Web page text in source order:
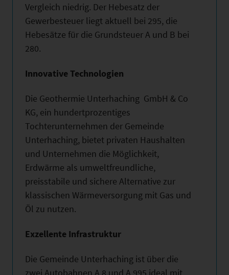
Vergleich niedrig. Der Hebesatz der
Gewerbesteuer liegt aktuell bei 295, die
Hebesätze für die Grundsteuer A und B bei
280.
Innovative Technologien
Die Geothermie Unterhaching GmbH & Co
KG, ein hundertprozentiges
Tochterunternehmen der Gemeinde
Unterhaching, bietet privaten Haushalten
und Unternehmen die Möglichkeit,
Erdwärme als umweltfreundliche,
preisstabile und sichere Alternative zur
klassischen Wärmeversorgung mit Gas und
Öl zu nutzen.
Exzellente Infrastruktur
Die Gemeinde Unterhaching ist über die
zwei Autobahnen A 8 und A 995 ideal mit